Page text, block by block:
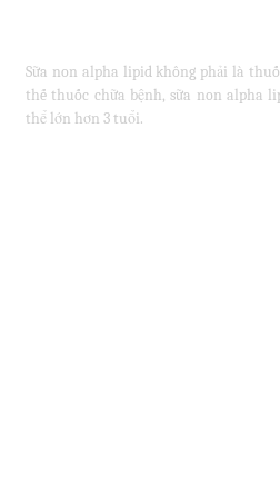
Sữa non alpha lipid không phải là
thế thuốc chữa bệnh, sữa non alpha
thể lớn hơn 3 tuổi.